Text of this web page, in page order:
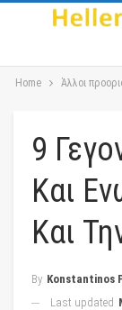
Home Άλλοι
9
Και
Και
By Konstantinos
Last updated